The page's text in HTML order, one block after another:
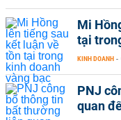
Mi
tại
KINH DOANH -
PNJ
quan